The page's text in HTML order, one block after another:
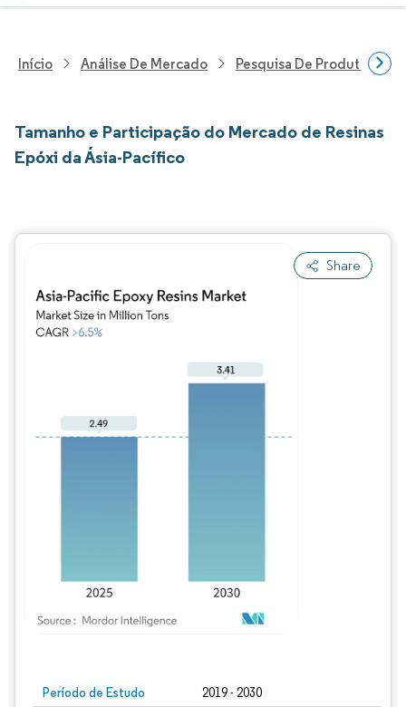
Início Análise De Mercado Pesquisa De Produtos
Tamanho e Participação do Mercado de Resinas
Epóxi da Ásia-Pacífico
Share
Período de Estudo 2019 - 2030